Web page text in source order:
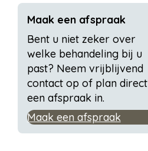
Maak een afspraak
Bent u niet zeker over
welke behandeling bij u
past? Neem vrijblijvend
contact op of plan direct
een afspraak in.
Maak een afspraak